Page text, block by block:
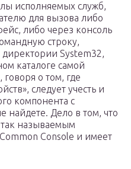
исполняемых служб,
для вызова либо
либо через консоль
строку,
директории System32,
каталоге самой
о том, где
следует учесть и
компонента с
найдете. Дело в том, что
так называемым
Console и имеет